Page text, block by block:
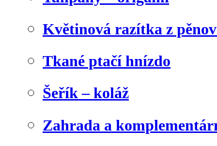
Květinová razítka z
Tkané ptačí hnízdo
Šeřík – koláž
Zahrada a